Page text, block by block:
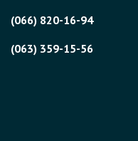
(066) 820-16-94
(063) 359-15-56